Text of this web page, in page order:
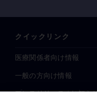
クイックリンク
医療関係者向け情報
一般の方向け情報
プレスリリース / お知ら